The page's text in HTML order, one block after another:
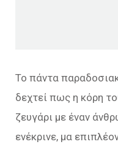
Το πάντα
δεχτεί πως η κόρη
ζευγάρι με έναν
ενέκρινε, μα